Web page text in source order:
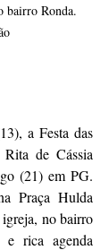
bairro Ronda.
a Festa das
de Cássia
(21) em PG.
Praça Hulda
no bairro
e rica agenda